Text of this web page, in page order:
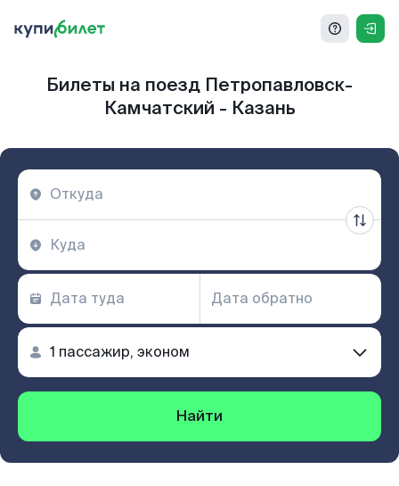
Билеты на поезд Петропавловск-
Камчатский - Казань
Найти